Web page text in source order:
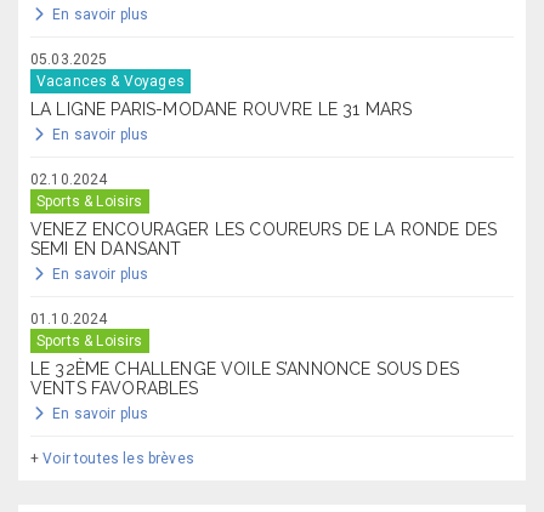
En savoir plus
05.03.2025
Vacances & Voyages
LA LIGNE PARIS-MODANE ROUVRE LE 31 MARS
En savoir plus
02.10.2024
Sports & Loisirs
VENEZ ENCOURAGER LES COUREURS DE LA RONDE DES
SEMI EN DANSANT
En savoir plus
01.10.2024
Sports & Loisirs
LE 32ÈME CHALLENGE VOILE S’ANNONCE SOUS DES
VENTS FAVORABLES
En savoir plus
+Voir toutes les brèves